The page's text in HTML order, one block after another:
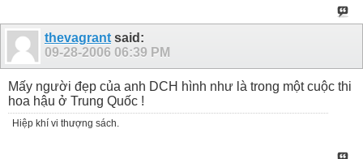
thevagrant said:
09-28-2006 06:39 PM
Mấy người đẹp của anh DCH hình như là trong một cuộc thi
hoa hậu ở Trung Quốc !
Hiệp khí vi thượng sách.